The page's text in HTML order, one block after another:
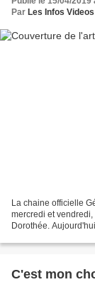
Par Les Infos Videos
La chaine officielle
mercredi et
Dorothée.
C'est mon